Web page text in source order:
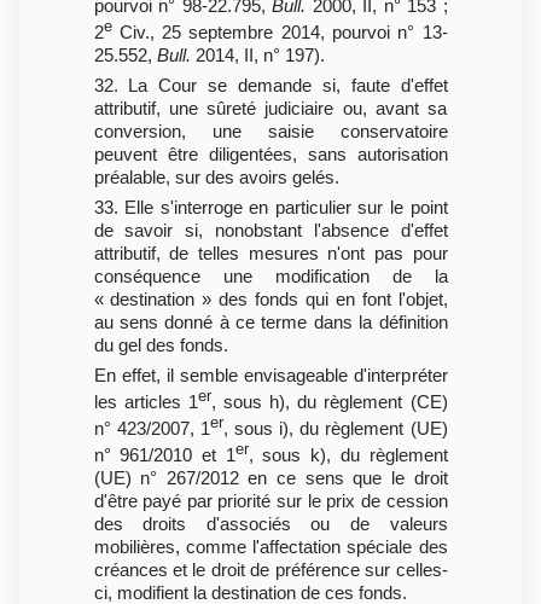
pourvoi n° 98-22.795, Bull. 2000, II, n° 153 ;
2eCiv., 25 septembre 2014, pourvoi n° 13-
25.552, Bull. 2014, II, n° 197).
32. La Cour se demande si, faute d'effet
attributif, une sûreté judiciaire ou, avant sa
conversion, une saisie conservatoire
peuvent être diligentées, sans autorisation
préalable, sur des avoirs gelés.
33. Elle s'interroge en particulier sur le point
de savoir si, nonobstant l'absence d'effet
attributif, de telles mesures n'ont pas pour
conséquence une modification de la
« destination » des fonds qui en font l'objet,
au sens donné à ce terme dans la définition
du gel des fonds.
En effet, il semble envisageable d'interpréter
les articles 1er, sous h), du règlement (CE)
n° 423/2007, 1er, sous i), du règlement (UE)
n° 961/2010 et 1er, sous k), du règlement
(UE) n° 267/2012 en ce sens que le droit
d'être payé par priorité sur le prix de cession
des droits d'associés ou de valeurs
mobilières, comme l'affectation spéciale des
créances et le droit de préférence sur celles-
ci, modifient la destination de ces fonds.